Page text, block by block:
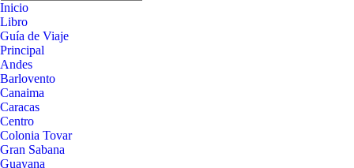
Inicio
Libro
Guía de Viaje
Principal
Andes
Barlovento
Canaima
Caracas
Centro
Colonia Tovar
Gran Sabana
Guayana